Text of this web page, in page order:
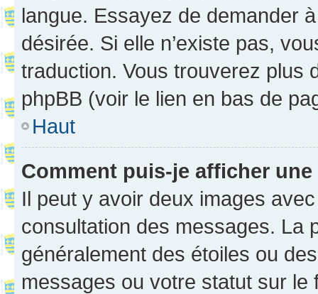
langue. Essayez de demander
désirée. Si elle n’existe pas,
traduction. Vous trouverez plus
phpBB (voir le lien en bas de
Haut
Comment puis-je afficher
Il peut y avoir deux images
consultation des messages. La
généralement des étoiles ou
messages ou votre statut sur